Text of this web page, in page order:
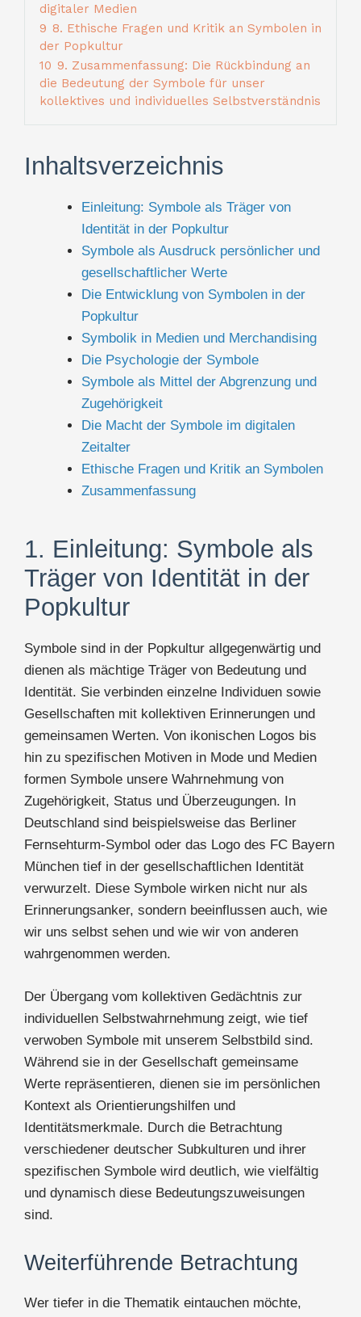
digitaler Medien
9 8. Ethische Fragen und Kritik an Symbolen in
der Popkultur
10 9. Zusammenfassung: Die Rückbindung an
die Bedeutung der Symbole für unser
kollektives und individuelles Selbstverständnis
Inhaltsverzeichnis
Einleitung: Symbole als Träger von
Identität in der Popkultur
Symbole als Ausdruck persönlicher und
gesellschaftlicher Werte
Die Entwicklung von Symbolen in der
Popkultur
Symbolik in Medien und Merchandising
Die Psychologie der Symbole
Symbole als Mittel der Abgrenzung und
Zugehörigkeit
Die Macht der Symbole im digitalen
Zeitalter
Ethische Fragen und Kritik an Symbolen
Zusammenfassung
1. Einleitung: Symbole als
Träger von Identität in der
Popkultur
Symbole sind in der Popkultur allgegenwärtig und
dienen als mächtige Träger von Bedeutung und
Identität. Sie verbinden einzelne Individuen sowie
Gesellschaften mit kollektiven Erinnerungen und
gemeinsamen Werten. Von ikonischen Logos bis
hin zu spezifischen Motiven in Mode und Medien
formen Symbole unsere Wahrnehmung von
Zugehörigkeit, Status und Überzeugungen. In
Deutschland sind beispielsweise das Berliner
Fernsehturm-Symbol oder das Logo des FC Bayern
München tief in der gesellschaftlichen Identität
verwurzelt. Diese Symbole wirken nicht nur als
Erinnerungsanker, sondern beeinflussen auch, wie
wir uns selbst sehen und wie wir von anderen
wahrgenommen werden.
Der Übergang vom kollektiven Gedächtnis zur
individuellen Selbstwahrnehmung zeigt, wie tief
verwoben Symbole mit unserem Selbstbild sind.
Während sie in der Gesellschaft gemeinsame
Werte repräsentieren, dienen sie im persönlichen
Kontext als Orientierungshilfen und
Identitätsmerkmale. Durch die Betrachtung
verschiedener deutscher Subkulturen und ihrer
spezifischen Symbole wird deutlich, wie vielfältig
und dynamisch diese Bedeutungszuweisungen
sind.
Weiterführende Betrachtung
Wer tiefer in die Thematik eintauchen möchte,